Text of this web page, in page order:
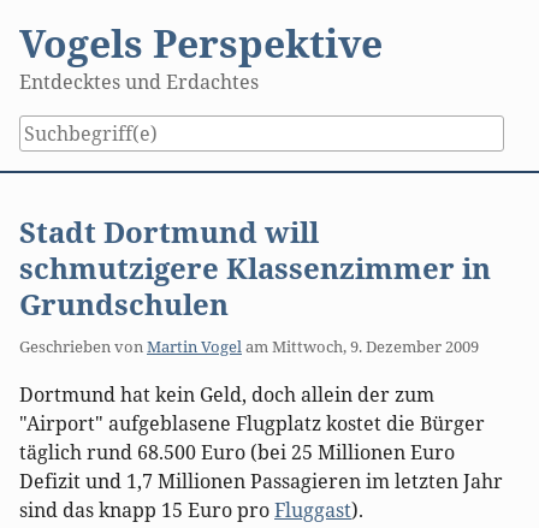
content
Vogels Perspektive
Entdecktes und Erdachtes
Stadt Dortmund will
schmutzigere Klassenzimmer in
Grundschulen
Geschrieben vonMartin VogelamMittwoch, 9. Dezember 2009
Dortmund hat kein Geld, doch allein der zum
"Airport" aufgeblasene Flugplatz kostet die Bürger
täglich rund 68.500 Euro (bei 25 Millionen Euro
Defizit und 1,7 Millionen Passagieren im letzten Jahr
sind das knapp 15 Euro proFluggast).